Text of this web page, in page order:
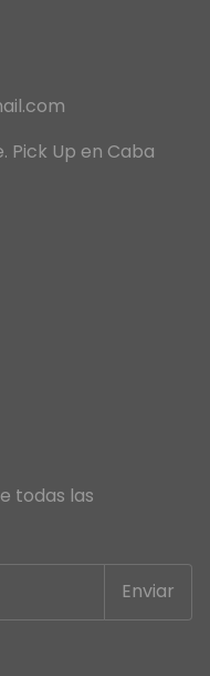
Pick Up en Caba
todas las